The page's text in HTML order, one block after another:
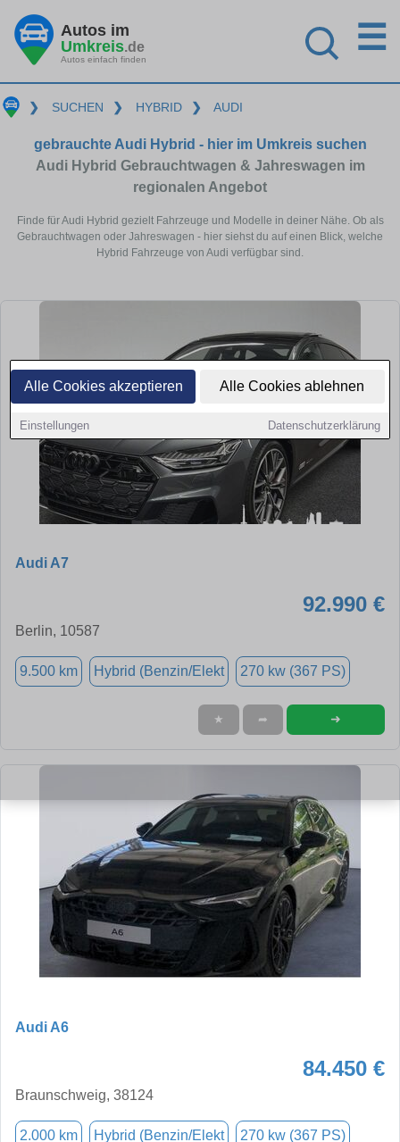
Alle Cookies akzeptieren Alle Cookies ablehnen
Einstellungen Datenschutzerklärung
Autos im
Umkreis.de
Autos einfach finden
☰
❯ SUCHEN ❯ HYBRID ❯ AUDI
gebrauchte Audi Hybrid - hier im Umkreis suchen
Audi Hybrid Gebrauchtwagen & Jahreswagen im
regionalen Angebot
Finde für Audi Hybrid gezielt Fahrzeuge und Modelle in deiner Nähe. Ob als
Gebrauchtwagen oder Jahreswagen - hier siehst du auf einen Blick, welche
Hybrid Fahrzeuge von Audi verfügbar sind.
Audi A7
92.990 €
Berlin, 10587
9.500 km Hybrid (Benzin/Elekt 270 kw (367 PS)
★ ➦ ➜
Audi A6
84.450 €
Braunschweig, 38124
2.000 km Hybrid (Benzin/Elekt 270 kw (367 PS)